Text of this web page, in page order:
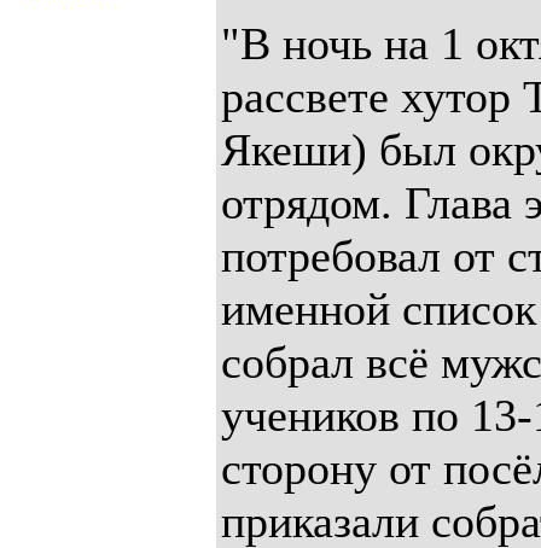
"В ночь на 1
рассвете хутор
Якеши) был
отрядом. Глава
потребовал от
именной
собрал всё
учеников по
сторону от
приказали